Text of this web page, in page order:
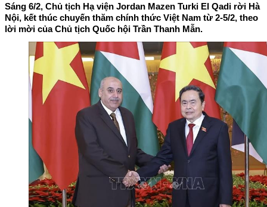
Sáng 6/2, Chủ tịch Hạ viện Jordan Mazen Turki El Qadi rời Hà
Nội, kết thúc chuyến thăm chính thức Việt Nam từ 2-5/2, theo
lời mời của Chủ tịch Quốc hội Trần Thanh Mẫn.